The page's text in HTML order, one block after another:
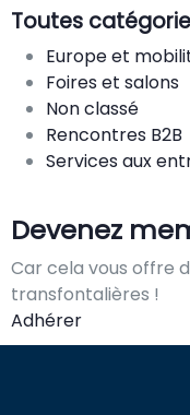
Toutes
Europe et
Foires et salons
Non classé
Rencontres B2B
Services aux
Devenez
Car cela vous offre
transfontalières !
Adhérer